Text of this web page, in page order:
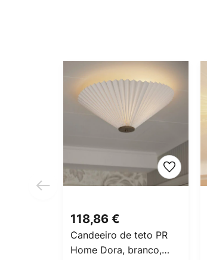
118,86 €
Candeeiro de teto PR
Home Dora, branco,